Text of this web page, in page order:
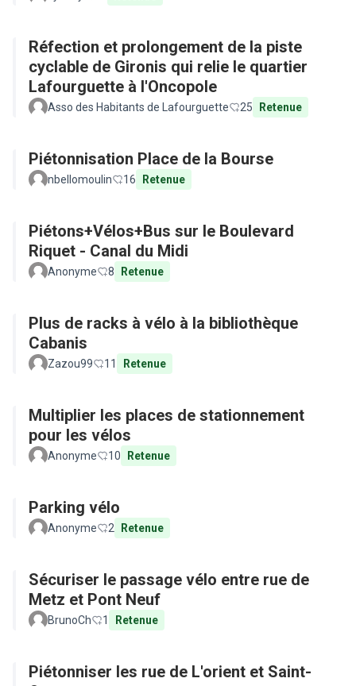
Réfection et prolongement de la piste
cyclable de Gironis qui relie le quartier
Lafourguette à l'Oncopole
Asso des Habitants de Lafourguette 25 Retenue
Piétonnisation Place de la Bourse
nbellomoulin 16 Retenue
Piétons+Vélos+Bus sur le Boulevard
Riquet - Canal du Midi
Anonyme 8 Retenue
Plus de racks à vélo à la bibliothèque
Cabanis
Zazou99 11 Retenue
Multiplier les places de stationnement
pour les vélos
Anonyme 10 Retenue
Parking vélo
Anonyme 2 Retenue
Sécuriser le passage vélo entre rue de
Metz et Pont Neuf
BrunoCh 1 Retenue
Piétonniser les rue de L'orient et Saint-